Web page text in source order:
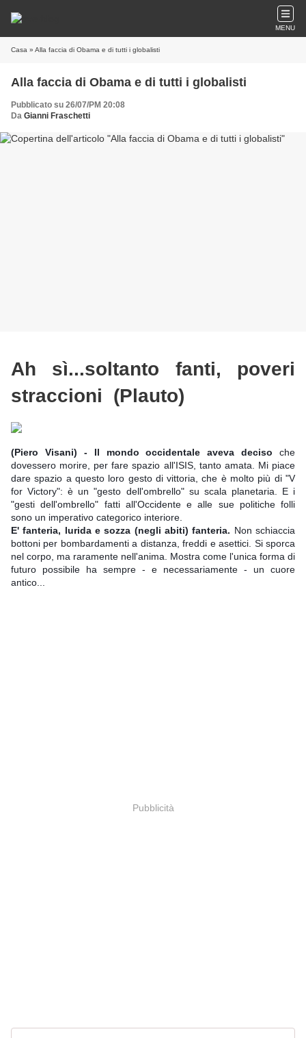
MENU
Casa » Alla faccia di Obama e di tutti i globalisti
Alla faccia di Obama e di tutti i globalisti
Pubblicato su 26/07/PM 20:08
Da Gianni Fraschetti
Ah sì...soltanto fanti, poveri
straccioni (Plauto)
(Piero Visani) - Il mondo occidentale aveva deciso che
dovessero morire, per fare spazio all'ISIS, tanto amata. Mi piace
dare spazio a questo loro gesto di vittoria, che è molto più di "V
for Victory": è un "gesto dell'ombrello" su scala planetaria. E i
"gesti dell'ombrello" fatti all'Occidente e alle sue politiche folli
sono un imperativo categorico interiore.
E' fanteria, lurida e sozza (negli abiti) fanteria. Non schiaccia
bottoni per bombardamenti a distanza, freddi e asettici. Si sporca
nel corpo, ma raramente nell'anima. Mostra come l'unica forma di
futuro possibile ha sempre - e necessariamente - un cuore
antico...
Pubblicità